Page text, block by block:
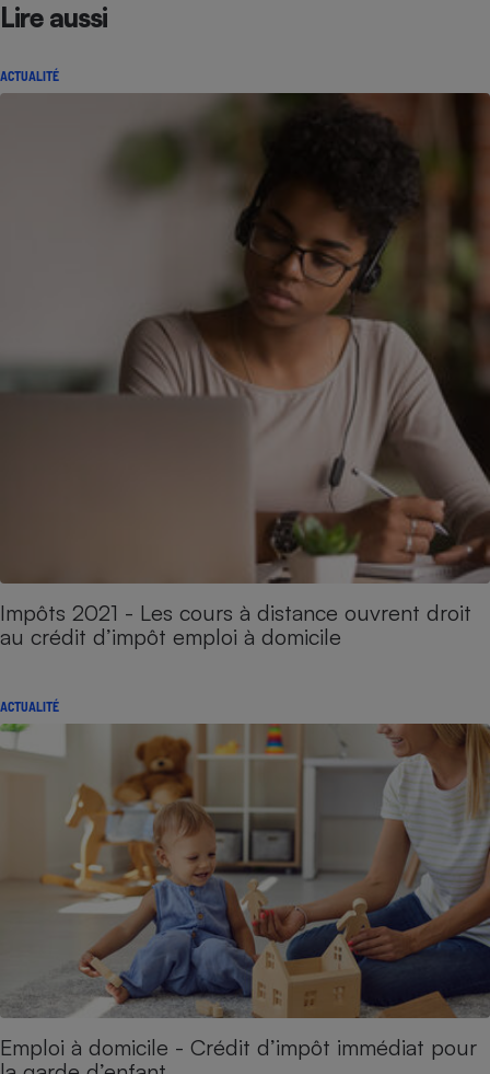
Lire aussi
ACTUALITÉ
Impôts 2021 - Les cours à distance ouvrent droit
au crédit d’impôt emploi à domicile
ACTUALITÉ
Emploi à domicile - Crédit d’impôt immédiat pour